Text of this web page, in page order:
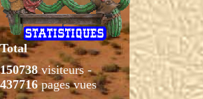
Total
150738visiteurs -
437716pages vues